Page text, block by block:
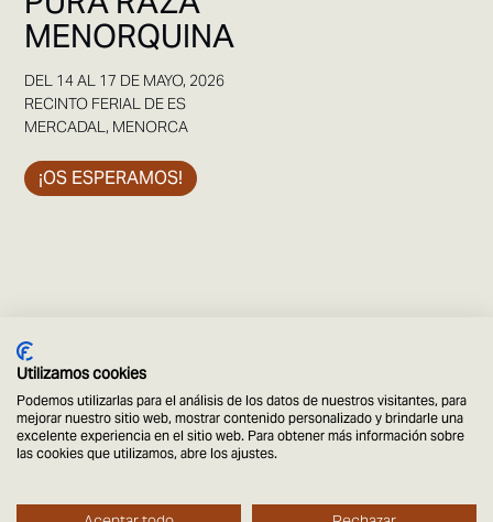
MENORQUINA
DEL 14 AL 17 DE MAYO, 2026
RECINTO FERIAL DE ES
MERCADAL, MENORCA
¡OS ESPERAMOS!
Site by
Utilizamos cookies
Podemos utilizarlas para el análisis de los datos de nuestros visitantes, para
mejorar nuestro sitio web, mostrar contenido personalizado y brindarle una
excelente experiencia en el sitio web. Para obtener más información sobre
las cookies que utilizamos, abre los ajustes.